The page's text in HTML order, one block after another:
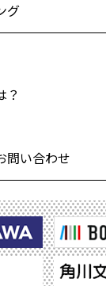
グ
？
問い合わせ